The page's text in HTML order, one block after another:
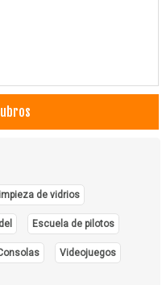
de vidrios
Escuela de pilotos
Videojuegos